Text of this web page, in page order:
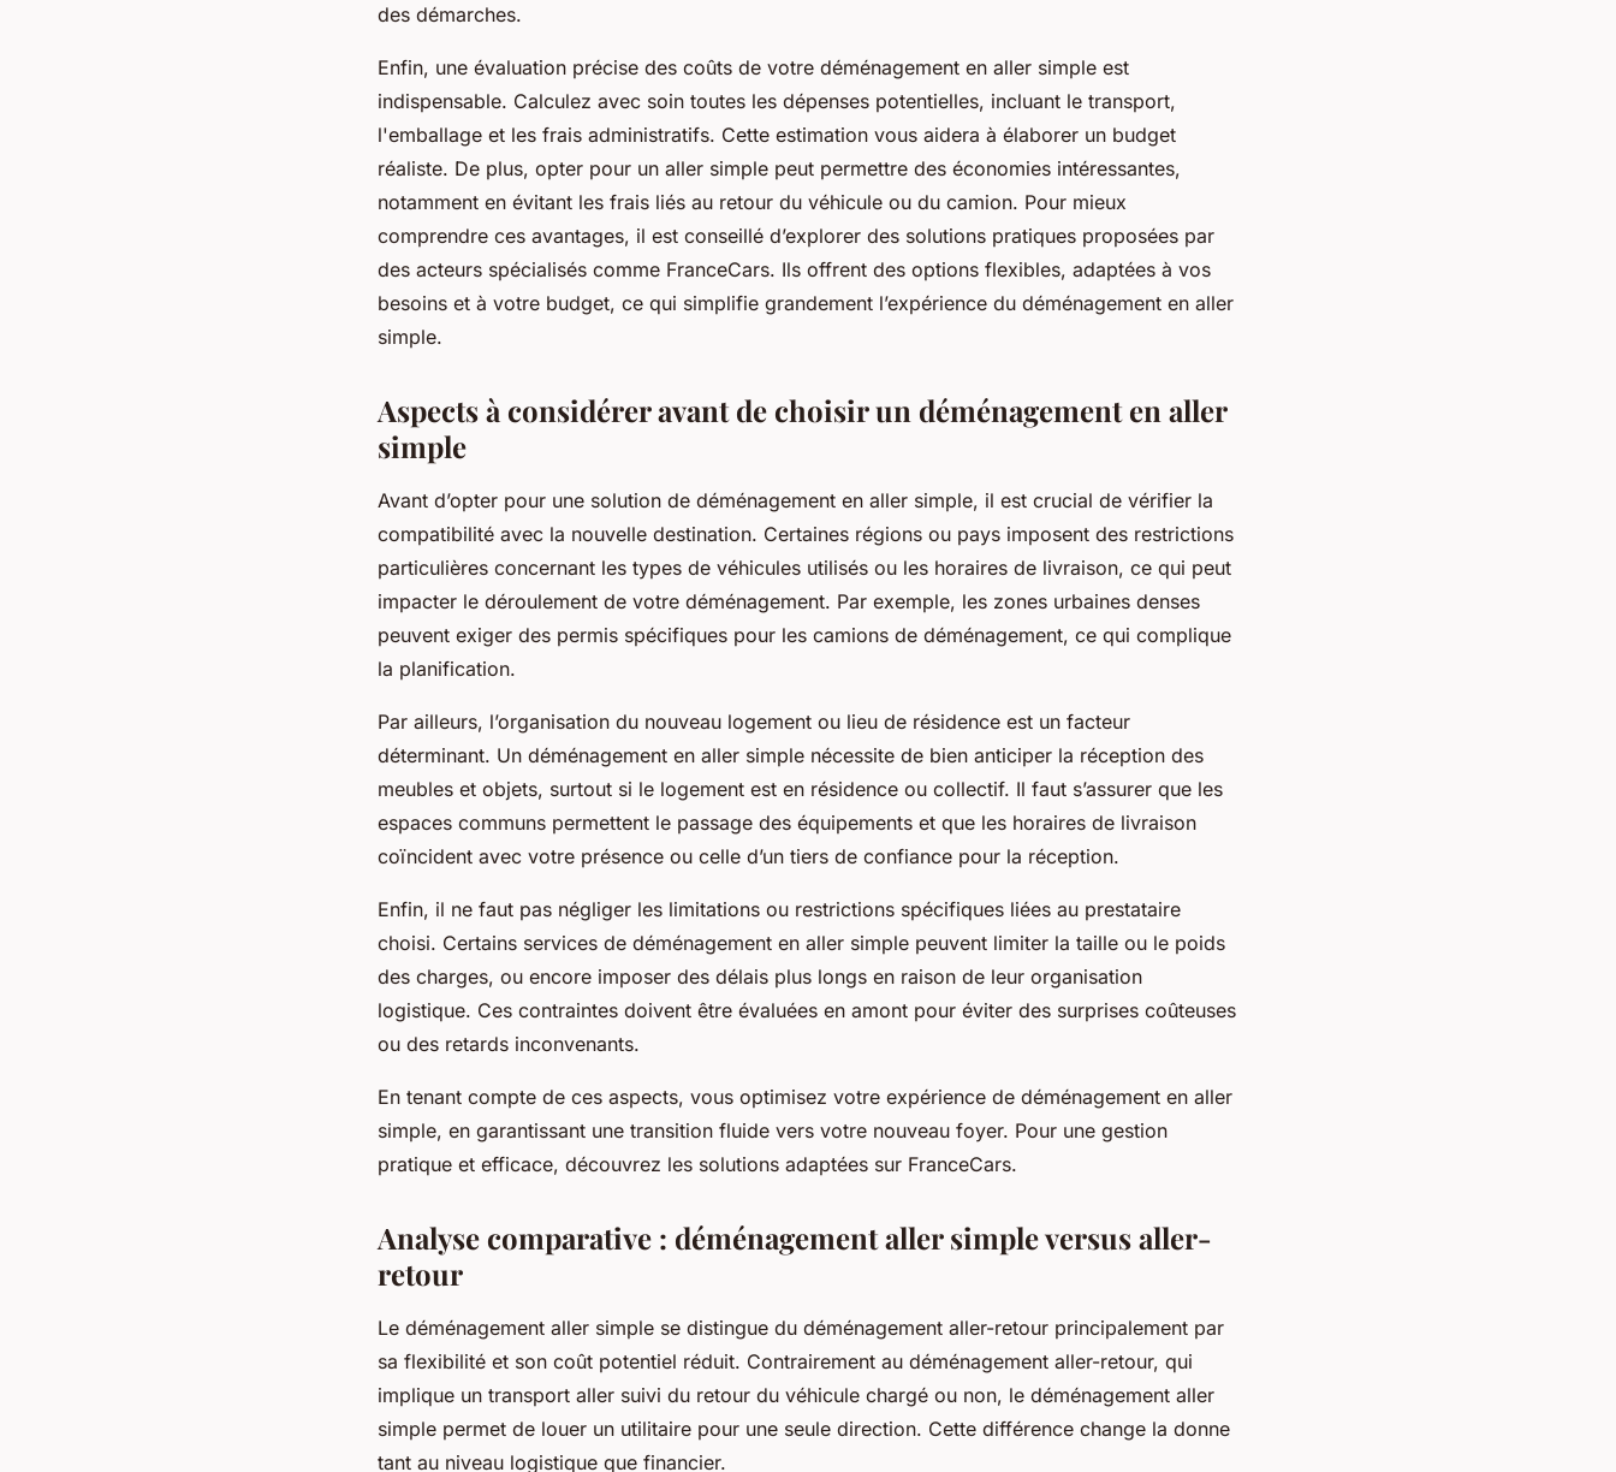
des démarches.
Enfin, une évaluation précise des coûts de votre déménagement en aller simple est
indispensable. Calculez avec soin toutes les dépenses potentielles, incluant le transport,
l'emballage et les frais administratifs. Cette estimation vous aidera à élaborer un budget
réaliste. De plus, opter pour un aller simple peut permettre des économies intéressantes,
notamment en évitant les frais liés au retour du véhicule ou du camion. Pour mieux
comprendre ces avantages, il est conseillé d’explorer des solutions pratiques proposées par
des acteurs spécialisés comme FranceCars. Ils offrent des options flexibles, adaptées à vos
besoins et à votre budget, ce qui simplifie grandement l’expérience du déménagement en aller
simple.
Aspects à considérer avant de choisir un déménagement en aller
simple
Avant d’opter pour une solution de déménagement en aller simple, il est crucial de vérifier la
compatibilité avec la nouvelle destination. Certaines régions ou pays imposent des restrictions
particulières concernant les types de véhicules utilisés ou les horaires de livraison, ce qui peut
impacter le déroulement de votre déménagement. Par exemple, les zones urbaines denses
peuvent exiger des permis spécifiques pour les camions de déménagement, ce qui complique
la planification.
Par ailleurs, l’organisation du nouveau logement ou lieu de résidence est un facteur
déterminant. Un déménagement en aller simple nécessite de bien anticiper la réception des
meubles et objets, surtout si le logement est en résidence ou collectif. Il faut s’assurer que les
espaces communs permettent le passage des équipements et que les horaires de livraison
coïncident avec votre présence ou celle d’un tiers de confiance pour la réception.
Enfin, il ne faut pas négliger les limitations ou restrictions spécifiques liées au prestataire
choisi. Certains services de déménagement en aller simple peuvent limiter la taille ou le poids
des charges, ou encore imposer des délais plus longs en raison de leur organisation
logistique. Ces contraintes doivent être évaluées en amont pour éviter des surprises coûteuses
ou des retards inconvenants.
En tenant compte de ces aspects, vous optimisez votre expérience de déménagement en aller
simple, en garantissant une transition fluide vers votre nouveau foyer. Pour une gestion
pratique et efficace, découvrez les solutions adaptées sur FranceCars.
Analyse comparative : déménagement aller simple versus aller-
retour
Le déménagement aller simple se distingue du déménagement aller-retour principalement par
sa flexibilité et son coût potentiel réduit. Contrairement au déménagement aller-retour, qui
implique un transport aller suivi du retour du véhicule chargé ou non, le déménagement aller
simple permet de louer un utilitaire pour une seule direction. Cette différence change la donne
tant au niveau logistique que financier.